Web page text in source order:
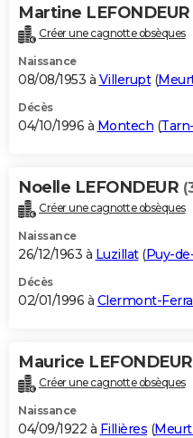
Martine LEFONDEUR
Créer une cagnotte obsèques
Naissance
08/08/1953 à Villerupt(
Décès
04/10/1996 à Montech (
Noelle LEFONDEUR
Créer une cagnotte obsèques
Naissance
26/12/1963 à Luzillat(Puy-
Décès
02/01/1996 à Clermont-
Maurice LEFONDEUR
Créer une cagnotte obsèques
Naissance
04/09/1922 à Fillières (